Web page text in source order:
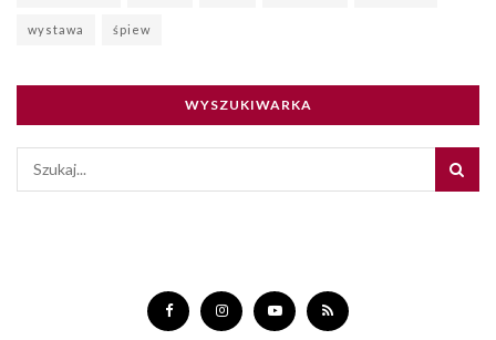
wystawa śpiew
WYSZUKIWARKA